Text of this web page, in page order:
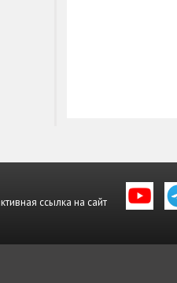
ссылка на сайт